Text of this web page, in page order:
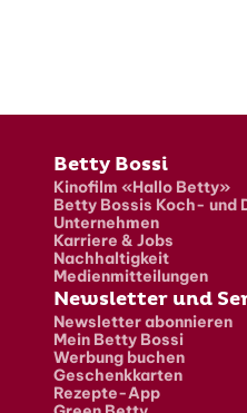
Fusszeile
Betty Bossi
Kinofilm «Hallo Betty»
Betty Bossis Koch- und
Unternehmen
Karriere & Jobs
Nachhaltigkeit
Medienmitteilungen
Newsletter und
Newsletter abonnieren
Mein Betty Bossi
Werbung buchen
Geschenkkarten
Rezepte-App